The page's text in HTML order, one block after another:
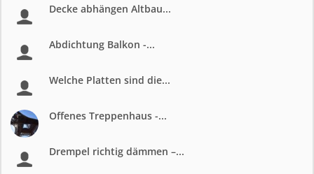
Decke abhängen Altbau...
Abdichtung Balkon -...
Welche Platten sind die...
Offenes Treppenhaus -...
Drempel richtig dämmen –...